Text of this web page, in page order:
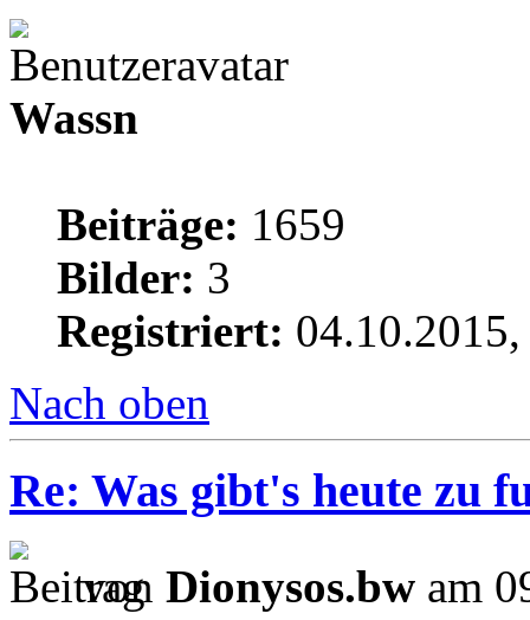
Wassn
Beiträge: 1659
Bilder: 3
Registriert:
Nach oben
Re: Was gibt's heute zu
von Dionysos.bw am